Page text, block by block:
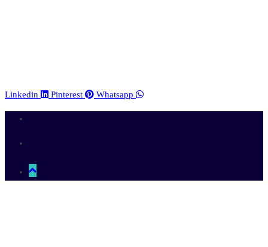
Linkedin Pinterest Whatsapp